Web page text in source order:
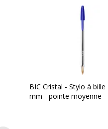
BIC Cristal - Stylo à bille
mm - pointe moyenne